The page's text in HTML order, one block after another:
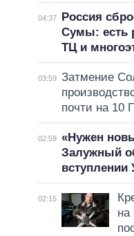
04:37
Россия
Сумы: есть
ТЦ и
03:59 Затмение
почти на 10
02:59 «Нужен
Залужный
02:15
на